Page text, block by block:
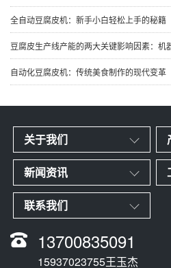
全自动豆腐皮机：新手小白轻松上手的秘籍
豆腐皮生产线产能的两大关键影响因素：机
自动化豆腐皮机：传统美食制作的现代变革
关于我们
新闻资讯
联系我们
13700835091
15937023755王玉杰